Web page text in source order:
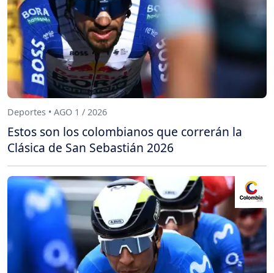
Deportes • AGO 1 / 2026
Estos son los colombianos que correrán la
Clásica de San Sebastián 2026